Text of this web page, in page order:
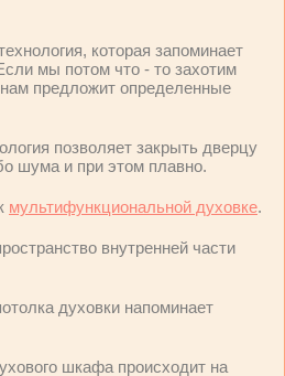
которая запоминает
мы потом что - то захотим
нам предложит определенные
позволяет закрыть дверцу
шума и при этом плавно.
мультифункциональной духовке.
внутренней части
духовки напоминает
шкафа происходит на